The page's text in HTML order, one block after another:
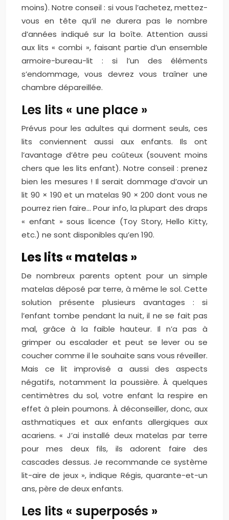
moins). Notre conseil : si vous l’achetez, mettez-
vous en tête qu’il ne durera pas le nombre
d’années indiqué sur la boîte. Attention aussi
aux lits « combi », faisant partie d’un ensemble
armoire-bureau-lit : si l’un des éléments
s’endommage, vous devrez vous traîner une
chambre dépareillée.
Les lits « une place »
Prévus pour les adultes qui dorment seuls, ces
lits conviennent aussi aux enfants. Ils ont
l’avantage d’être peu coûteux (souvent moins
chers que les lits enfant). Notre conseil : prenez
bien les mesures ! Il serait dommage d’avoir un
lit 90 × 190 et un matelas 90 × 200 dont vous ne
pourrez rien faire… Pour info, la plupart des draps
« enfant » sous licence (Toy Story, Hello Kitty,
etc.) ne sont disponibles qu’en 190.
Les lits « matelas »
De nombreux parents optent pour un simple
matelas déposé par terre, à même le sol. Cette
solution présente plusieurs avantages : si
l’enfant tombe pendant la nuit, il ne se fait pas
mal, grâce à la faible hauteur. Il n’a pas à
grimper ou escalader et peut se lever ou se
coucher comme il le souhaite sans vous réveiller.
Mais ce lit improvisé a aussi des aspects
négatifs, notamment la poussière. À quelques
centimètres du sol, votre enfant la respire en
effet à plein poumons. À déconseiller, donc, aux
asthmatiques et aux enfants allergiques aux
acariens. « J’ai installé deux matelas par terre
pour mes deux fils, ils adorent faire des
cascades dessus. Je recommande ce système
lit-aire de jeux », indique Régis, quarante-et-un
ans, père de deux enfants.
Les lits « superposés »